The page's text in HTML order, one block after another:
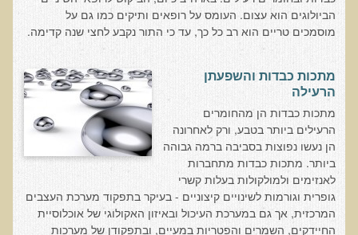
אודות
ענבל ליבסקי, Bsc, ND
ד"ר גבריאל שמלוב MD
ד"ר שולמית לוריא (MD)
איפה נמצא ד"ר תל-אורן
אקופוליטן רשת בינ"ל לבריאות האדם והסביבה
הביולוגים הוא עצום. העומס על רופאים ותיקים כמו גם על
מוסמכים טריים הוא רב כל כך, עד כי התור נקבע לחצי שנה קדימה.
מתכות כבדות והשפעתן
הרעילה
מתכות כבדות הן מהחומרים
הרעילים ביותר בטבע, ורק לאחרונה
הן נעשו נפוצות בסביבה ברמה גבוהה
ביותר. מתכות כבדות מתחברות
לאנזימים ולמולקולות בעלות קשרי
גופרית וגורמות לשינויים קיצוניים - בעיקר בתפקוד מערכת העצבים
המרכזית, אך גם במערכת העיכול ובאיזון האקולוגי של אוכלוסיית
החיידקים, השמרים והפטריות במעיים, ובתפקודן של מערכות